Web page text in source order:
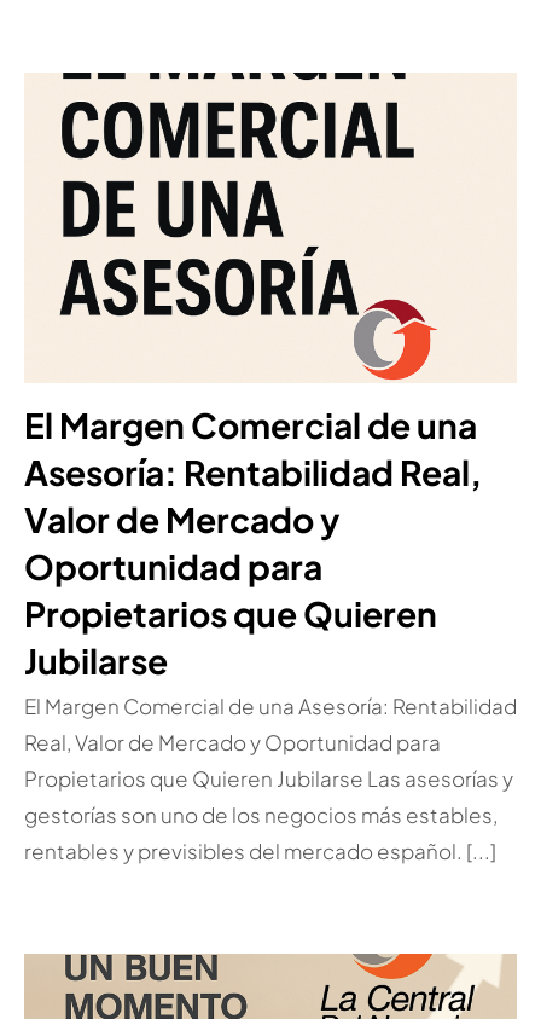
El Margen Comercial de una
Asesoría: Rentabilidad Real,
Valor de Mercado y
Oportunidad para
Propietarios que Quieren
Jubilarse
El Margen Comercial de una Asesoría: Rentabilidad
Real, Valor de Mercado y Oportunidad para
Propietarios que Quieren Jubilarse Las asesorías y
gestorías son uno de los negocios más estables,
rentables y previsibles del mercado español. [...]